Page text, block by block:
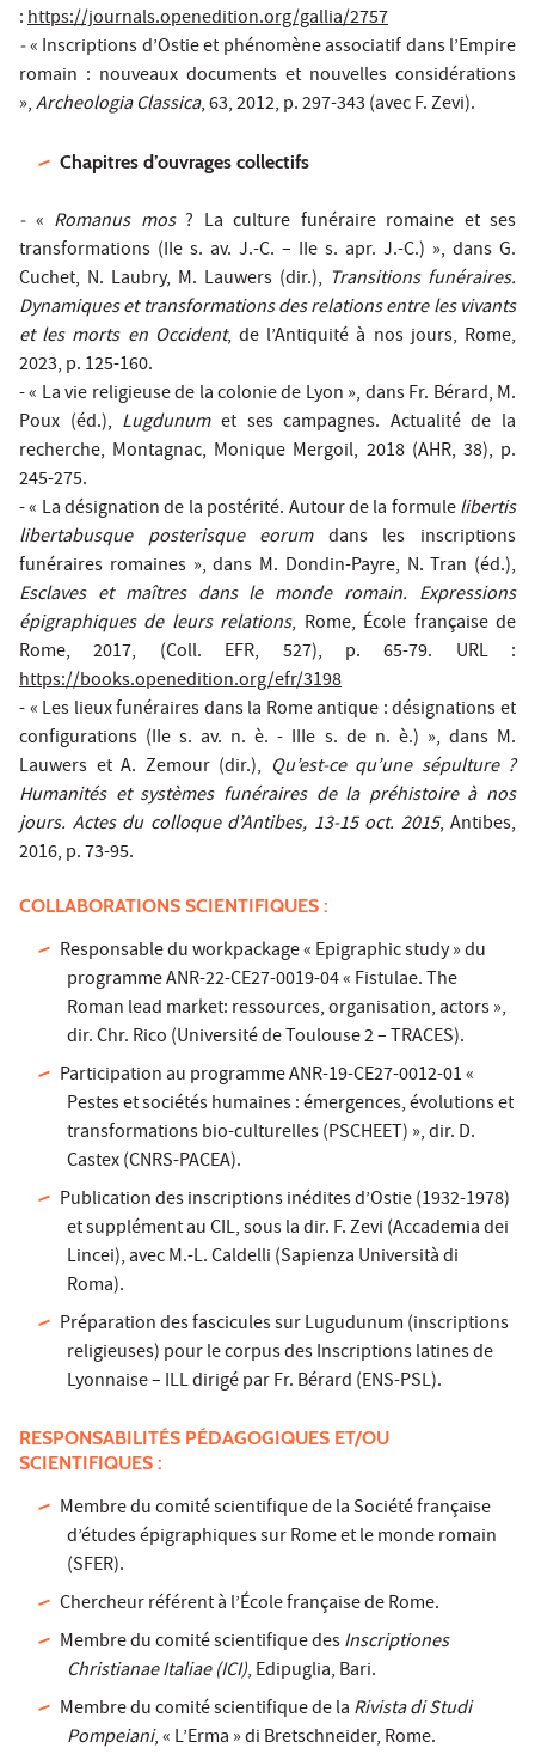
:https://journals.openedition.org/gallia/2757
-« Inscriptions d’Ostie et phénomène associatif dans l’Empire
romain : nouveaux documents et nouvelles considérations
»,Archeologia Classica, 63, 2012, p. 297-343 (avec F. Zevi).
Chapitres d’ouvrages collectifs
- « Romanus mos? La culture funéraire romaine et ses
transformations (IIe s. av. J.-C. – IIe s. apr. J.-C.) », dans G.
Cuchet, N. Laubry, M. Lauwers (dir.), Transitions funéraires.
Dynamiques et transformations des relations entre les vivants
et les morts en Occident, de l’Antiquité à nos jours, Rome,
2023, p. 125-160.
- « La vie religieuse de la colonie de Lyon », dans Fr. Bérard, M.
Poux (éd.), Lugdunumet ses campagnes. Actualité de la
recherche, Montagnac, Monique Mergoil, 2018 (AHR, 38), p.
245-275.
- « La désignation de la postérité. Autour de la formulelibertis
libertabusque posterisque eorumdans les inscriptions
funéraires romaines », dans M. Dondin-Payre, N. Tran (éd.),
Esclaves et maîtres dans le monde romain. Expressions
épigraphiques de leurs relations, Rome, École française de
Rome, 2017, (Coll. EFR, 527), p. 65-79. URL :
https://books.openedition.org/efr/3198
- « Les lieux funéraires dans la Rome antique : désignations et
configurations (IIe s. av. n. è. - IIIe s. de n. è.) », dans M.
Lauwers et A. Zemour (dir.), Qu’est-ce qu’une sépulture ?
Humanités et systèmes funéraires de la préhistoire à nos
jours. Actes du colloque d’Antibes, 13-15 oct. 2015, Antibes,
2016, p. 73-95.
COLLABORATIONS SCIENTIFIQUES :
Responsable du workpackage « Epigraphic study » du
programme ANR-22-CE27-0019-04 « Fistulae. The
Roman lead market: ressources, organisation, actors »,
dir. Chr. Rico (Université de Toulouse 2 – TRACES).
Participation au programme ANR-19-CE27-0012-01 «
Pestes et sociétés humaines : émergences, évolutions et
transformations bio-culturelles (PSCHEET) », dir. D.
Castex (CNRS-PACEA).
Publication des inscriptions inédites d’Ostie (1932-1978)
et supplément au CIL, sous la dir. F. Zevi (Accademia dei
Lincei), avec M.-L. Caldelli (Sapienza Università di
Roma).
Préparation des fascicules sur Lugudunum (inscriptions
religieuses) pour le corpus des Inscriptions latines de
Lyonnaise – ILL dirigé par Fr. Bérard (ENS-PSL).
RESPONSABILITÉS PÉDAGOGIQUES ET/OU
SCIENTIFIQUES :
Membre du comité scientifique de la Société française
d’études épigraphiques sur Rome et le monde romain
(SFER).
Chercheur référent à l’École française de Rome.
Membre du comité scientifique desInscriptiones
Christianae Italiae (ICI), Edipuglia, Bari.
Membre du comité scientifique de la Rivista di Studi
Pompeiani, « L’Erma » di Bretschneider, Rome.